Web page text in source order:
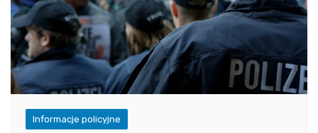
Informacje policyjne